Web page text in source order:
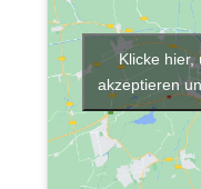
Klicke hier,
akzeptieren